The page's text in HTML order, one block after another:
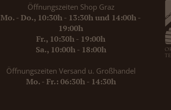
Öffnungszeiten Shop Graz
Mo. - Do., 10:30h - 13:30h und 14:00h -
19:00h
Fr., 10:30h - 19:00h
Sa., 10:00h - 18:00h
Öffnungszeiten Versand u. Großhandel
Mo. - Fr.: 06:30h - 14:30h